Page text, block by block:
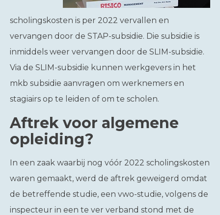
scholingskosten is per 2022 vervallen en
vervangen door de STAP-subsidie. Die subsidie is
inmiddels weer vervangen door de SLIM-subsidie.
Via de SLIM-subsidie kunnen werkgevers in het
mkb subsidie aanvragen om werknemers en
stagiairs op te leiden of om te scholen.
Aftrek voor algemene
opleiding?
In een zaak waarbij nog vóór 2022 scholingskosten
waren gemaakt, werd de aftrek geweigerd omdat
de betreffende studie, een vwo-studie, volgens de
inspecteur in een te ver verband stond met de